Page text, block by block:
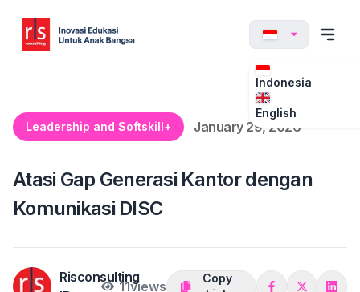
Indonesia
English
Leadership and Softskill+
January 29, 2026
Atasi Gap Generasi Kantor dengan
Komunikasi DISC
Risconsulting
11views
Copy